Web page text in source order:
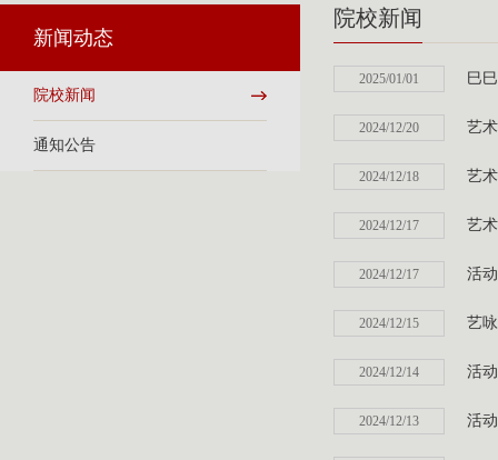
新闻动态
院校新闻
通知公告
院校新闻
2025/01/01 巳
2024/12/20 艺
2024/12/18 艺
2024/12/17 艺
2024/12/17 活
2024/12/15 艺
2024/12/14 活
2024/12/13 活